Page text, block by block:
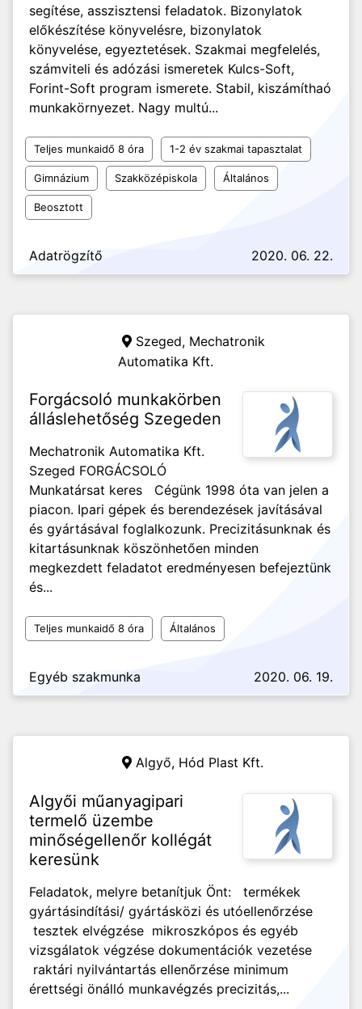
segítése, asszisztensi feladatok. Bizonylatok
előkészítése könyvelésre, bizonylatok
könyvelése, egyeztetések. Szakmai megfelelés,
számviteli és adózási ismeretek Kulcs-Soft,
Forint-Soft program ismerete. Stabil, kiszámíthaó
munkakörnyezet. Nagy multú...
Teljes munkaidő 8 óra 1-2 év szakmai tapasztalat
Gimnázium Szakközépiskola Általános
Beosztott
Adatrögzítő 2020. 06. 22.
Szeged, Mechatronik
Automatika Kft.
Forgácsoló munkakörben
álláslehetőség Szegeden
Mechatronik Automatika Kft.
Szeged FORGÁCSOLÓ
Munkatársat keres Cégünk 1998 óta van jelen a
piacon. Ipari gépek és berendezések javításával
és gyártásával foglalkozunk. Precizitásunknak és
kitartásunknak köszönhetően minden
megkezdett feladatot eredményesen befejeztünk
és...
Teljes munkaidő 8 óra Általános
Egyéb szakmunka 2020. 06. 19.
Algyő, Hód Plast Kft.
Algyői műanyagipari
termelő üzembe
minőségellenőr kollégát
keresünk
Feladatok, melyre betanítjuk Önt: termékek
gyártásindítási/ gyártásközi és utóellenőrzése
tesztek elvégzése mikroszkópos és egyéb
vizsgálatok végzése dokumentációk vezetése
raktári nyilvántartás ellenőrzése minimum
érettségi önálló munkavégzés precizitás,...